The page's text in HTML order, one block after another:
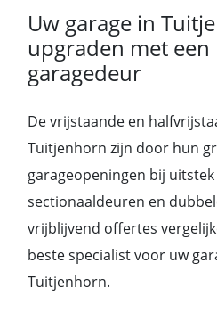
Uw garage in
upgraden met
garagedeur
De vrijstaande en
Tuitjenhorn zijn door hun
garageopeningen bij
sectionaaldeuren en
vrijblijvend offertes
beste specialist voor uw
Tuitjenhorn.